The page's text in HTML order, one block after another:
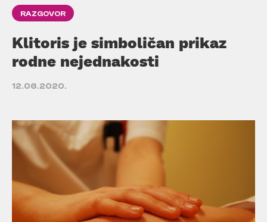
RAZGOVOR
Klitoris je simboličan prikaz
rodne nejednakosti
12.06.2020.